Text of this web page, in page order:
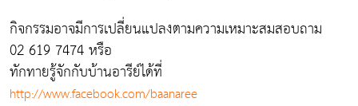
กิจกรรมอาจมีการเปลี่ยนแปลงตามความเหมาะสมสอบถาม
02 619 7474 หรือ
ทักทายรู้จักกับบ้านอารีย์ได้ที่
http://www.facebook.com/baanaree